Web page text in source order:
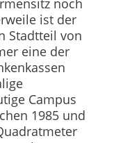
noch
ist der
Stadtteil von
eine der
Campus
1985 und